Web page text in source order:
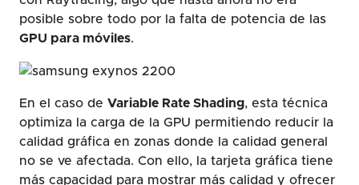
posible sobre todo por la falta de potencia de las
GPU para móviles.
En el caso de Variable Rate Shading, esta técnica
optimiza la carga de la GPU permitiendo reducir la
calidad gráfica en zonas donde la calidad general
no se ve afectada. Con ello, la tarjeta gráfica tiene
más capacidad para mostrar más calidad y ofrecer